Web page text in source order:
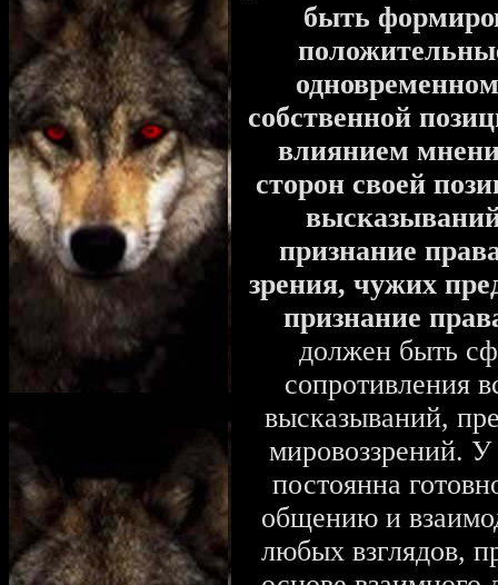
быть
собственной
влиянием
сторон своей
признание
зрения, чужих
признание
должен быть
сопротивления
высказываний,
мировоззрений.
постоянна
общению и
любых взглядов,